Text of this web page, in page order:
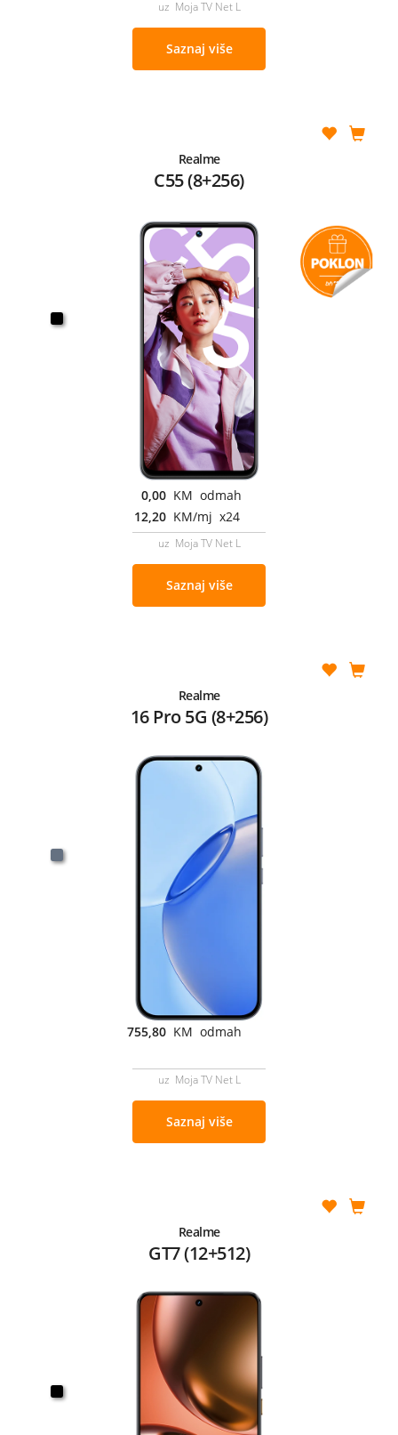
uz Moja TV Net L
Saznaj više
Realme
C55 (8+256)
0,00 KM odmah
12,20 KM/mj x24
uz Moja TV Net L
Saznaj više
Realme
16 Pro 5G (8+256)
755,80 KM odmah
uz Moja TV Net L
Saznaj više
Realme
GT7 (12+512)